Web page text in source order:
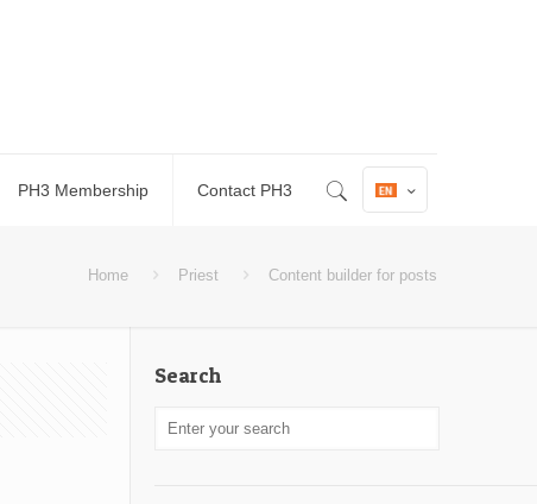
PH3 Membership Contact PH3
Home Priest Content builder for posts
Search